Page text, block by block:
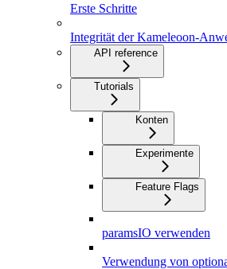
Erste Schritte
Integrität der Kameleoon-
API reference
Tutorials
Konten
Experimente
Feature Flags
paramsIO verwenden
Verwendung von